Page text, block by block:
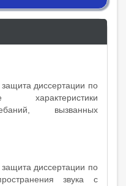
диcсертации по
характеристики
вызванных
диcсертации по
звука с